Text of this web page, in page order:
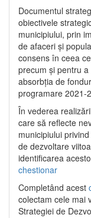
Documentul
obiectivele
municipiului, prin
de afaceri și
consens în ceea
precum și pentru
absorbția de
programare 2021-
În vederea
care să reflecte
municipiului
de dezvoltare
identificarea
chestionar
Completând acest
colectam cele mai
Strategiei de